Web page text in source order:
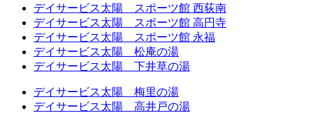
デイサービス太陽 スポーツ館 西荻南
デイサービス太陽 スポーツ館 高円寺
デイサービス太陽 スポーツ館 永福
デイサービス太陽 松庵の湯
デイサービス太陽 下井草の湯
デイサービス太陽 梅里の湯
デイサービス太陽 高井戸の湯